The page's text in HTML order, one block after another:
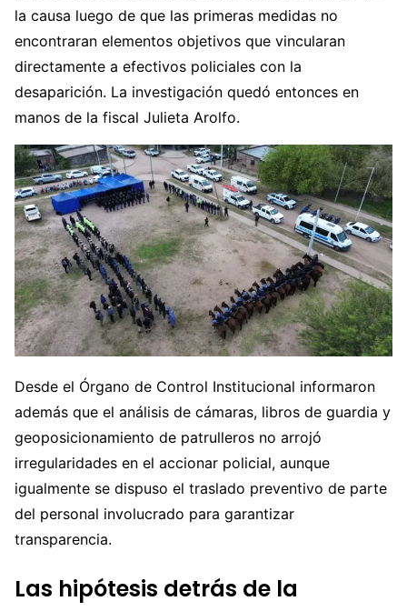
la causa luego de que las primeras medidas no
encontraran elementos objetivos que vincularan
directamente a efectivos policiales con la
desaparición. La investigación quedó entonces en
manos de la fiscal Julieta Arolfo.
Desde el Órgano de Control Institucional informaron
además que el análisis de cámaras, libros de guardia y
geoposicionamiento de patrulleros no arrojó
irregularidades en el accionar policial, aunque
igualmente se dispuso el traslado preventivo de parte
del personal involucrado para garantizar
transparencia.
Las hipótesis detrás de la